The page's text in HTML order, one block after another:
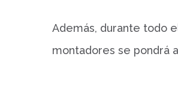
Además, durante todo
montadores se pondrá